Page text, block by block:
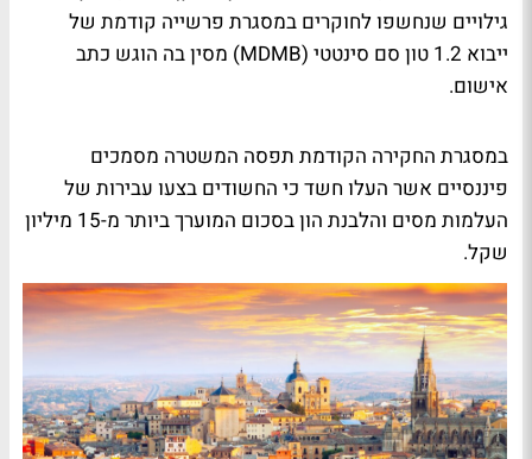
גילויים שנחשפו לחוקרים במסגרת פרשייה קודמת של
ייבוא 1.2 טון סם סינטטי (MDMB) מסין בה הוגש כתב
אישום.
במסגרת החקירה הקודמת תפסה המשטרה מסמכים
פיננסיים אשר העלו חשד כי החשודים בצעו עבירות של
העלמות מסים והלבנת הון בסכום המוערך ביותר מ-15 מיליון
שקל.